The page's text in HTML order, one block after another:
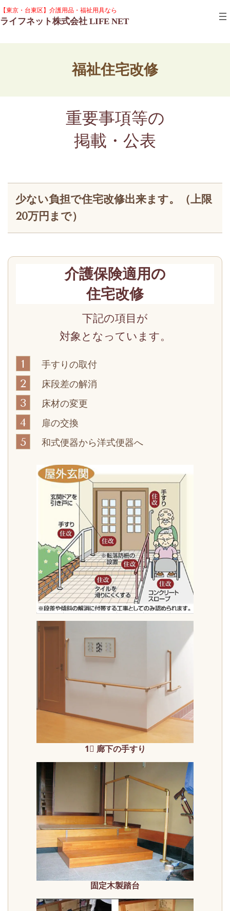
ン
テ
ビ
ゲ
【東京・台東区】介護用品・福祉用具なら
ライフネット株式会社 LIFE NET
グ
ル
ー
リ
福祉住宅改修
重要事項等の
掲載・公表
少ない負担で住宅改修出来ます。（上限
20万円まで）
介護保険適用の
住宅改修
下記の項目が
対象となっています。
1 手すりの取付
2 床段差の解消
3 床材の変更
4 扉の交換
5 和式便器から洋式便器へ
1⃣ 廊下の手すり
固定木製踏台